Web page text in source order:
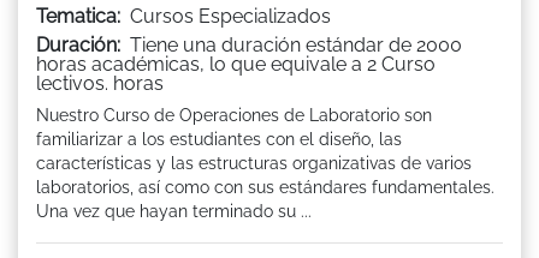
Tematica: Cursos Especializados
Duración: Tiene una duración estándar de 2000
horas académicas, lo que equivale a 2 Curso
lectivos. horas
Nuestro Curso de Operaciones de Laboratorio son
familiarizar a los estudiantes con el diseño, las
características y las estructuras organizativas de varios
laboratorios, así como con sus estándares fundamentales.
Una vez que hayan terminado su ...